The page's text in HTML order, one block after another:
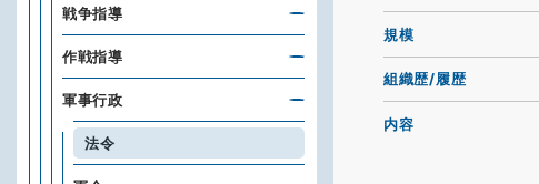
規模
組織歴/履歴
内容
戦争指導
作戦指導
軍事行政
法令